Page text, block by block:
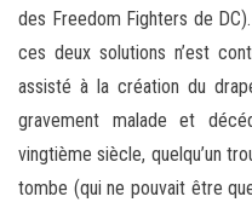
des Freedom Fighters de
ces deux solutions n’est
assisté à la création du
gravement malade et
vingtième siècle, quelqu’un
tombe (qui ne pouvait être